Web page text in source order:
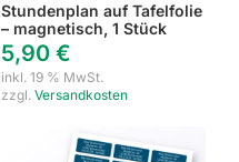
Stundenplan auf Tafelfolie
– magnetisch, 1 Stück
5,90 €
inkl. 19 % MwSt.
zzgl. Versandkosten